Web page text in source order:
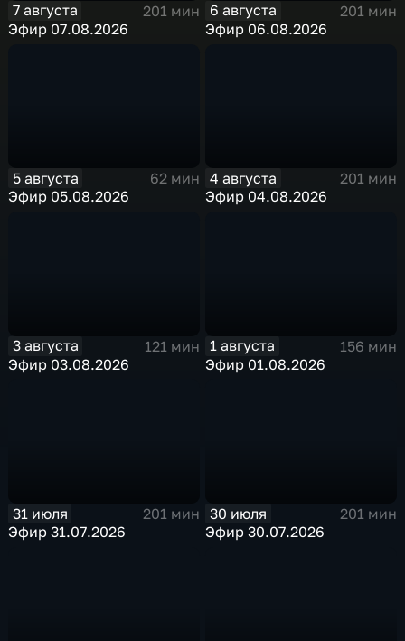
7 августа
201 мин
Эфир 07.08.2026
6 августа
201 мин
Эфир 06.08.2026
5 августа
62 мин
Эфир 05.08.2026
4 августа
201 мин
Эфир 04.08.2026
3 августа
121 мин
Эфир 03.08.2026
1 августа
156 мин
Эфир 01.08.2026
31 июля
201 мин
Эфир 31.07.2026
30 июля
201 мин
Эфир 30.07.2026